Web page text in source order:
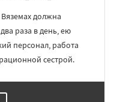
должна
раза в день, ею
персонал, работа
сестрой.